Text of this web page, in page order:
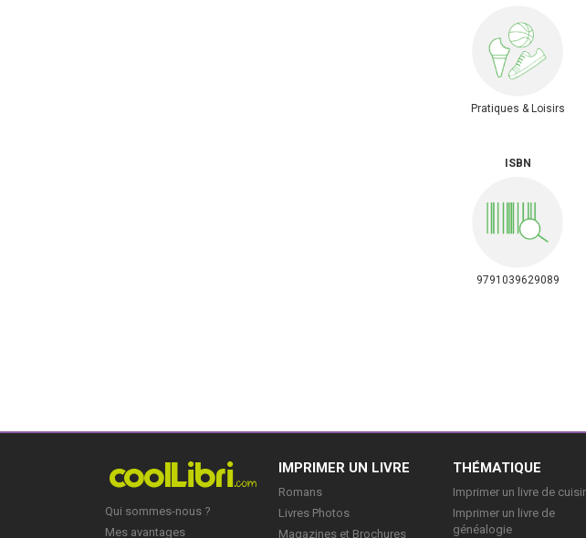
Pratiques & Loisirs
ISBN
9791039629089
Qui sommes-nous ?
Mes avantages
IMPRIMER UN LIVRE
Romans
Livres Photos
Magazines et Brochures
THÉMATIQUE
Imprimer un livre de
Imprimer un livre de
généalogie